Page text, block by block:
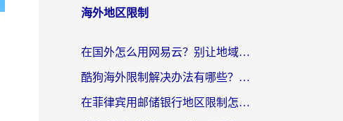
海外地区限制
在国外怎么用网易云？别让地域限制断了你的中文歌单——附听书社交定位解决方案
酷狗海外限制解决办法有哪些？留学生亲测有效的回国加速指南
在菲律宾用邮储银行地区限制怎么办？海外华人必看的回国加速解决方案